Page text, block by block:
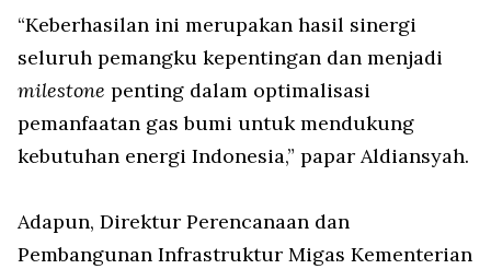
“Keberhasilan ini merupakan hasil sinergi
seluruh pemangku kepentingan dan menjadi
milestone penting dalam optimalisasi
pemanfaatan gas bumi untuk mendukung
kebutuhan energi Indonesia,” papar Aldiansyah.
Adapun, Direktur Perencanaan dan
Pembangunan Infrastruktur Migas Kementerian